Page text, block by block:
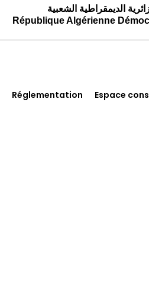
الديمقراطية الشعبية
République Algérienne
Réglementation Espace